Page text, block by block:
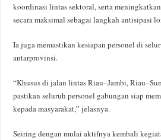
koordinasi lintas sektoral, serta
secara maksimal sebagai langkah antisipasi
Ia juga memastikan kesiapan personel di
antarprovinsi.
“Khusus di jalan lintas Riau–Jambi,
pastikan seluruh personel gabungan siap
kepada masyarakat,” jelasnya.
Seiring dengan mulai aktifnya kembali